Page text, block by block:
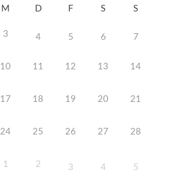
M D F S S
3 4 5 6 7
10 11 12 13 14
17 18 19 20 21
24 25 26 27 28
1 2 3 4 5